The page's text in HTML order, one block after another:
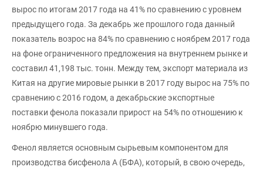
вырос по итогам 2017 года на 41% по сравнению с уровнем
предыдущего года. За декабрь же прошлого года данный
показатель возрос на 84% по сравнению с ноябрем 2017 года
на фоне ограниченного предложения на внутреннем рынке и
составил 41,198 тыс. тонн. Между тем, экспорт материала из
Китая на другие мировые рынки в 2017 году вырос на 75% по
сравнению с 2016 годом, а декабрьские экспортные
поставки фенола показали прирост на 54% по отношению к
ноябрю минувшего года.
Фенол является основным сырьевым компонентом для
производства бисфенола А (БФА), который, в свою очередь,